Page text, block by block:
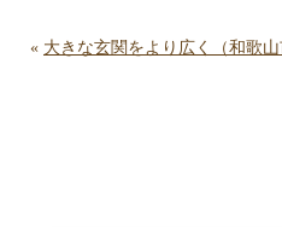
« 大きな玄関をより広く（和歌山